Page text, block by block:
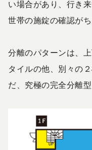
い場合があり、行き
世帯の施錠の確認が
分離のパターンは、
タイルの他、別々の
だ、究極の完全分離